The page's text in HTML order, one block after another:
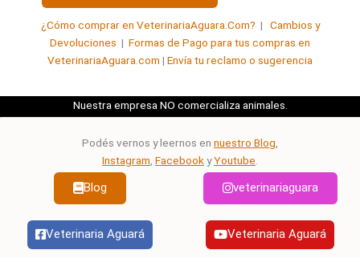
5
¿Cómo comprar en VeterinariaAguara.Com? | Cambios y
Devoluciones | Formas de Pago para tus compras en
VeterinariaAguara.com | Envía tu reclamo o sugerencia
Nuestra empresa NO comercializa animales.
Podés vernos y leernos en nuestro Blog
Instagram FacebookyYoutube
Blog veterinariaguara
Veterinaria Aguará Veterinaria Aguará